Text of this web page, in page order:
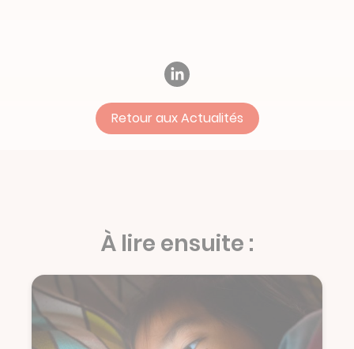
Retour aux Actualités
À lire ensuite :